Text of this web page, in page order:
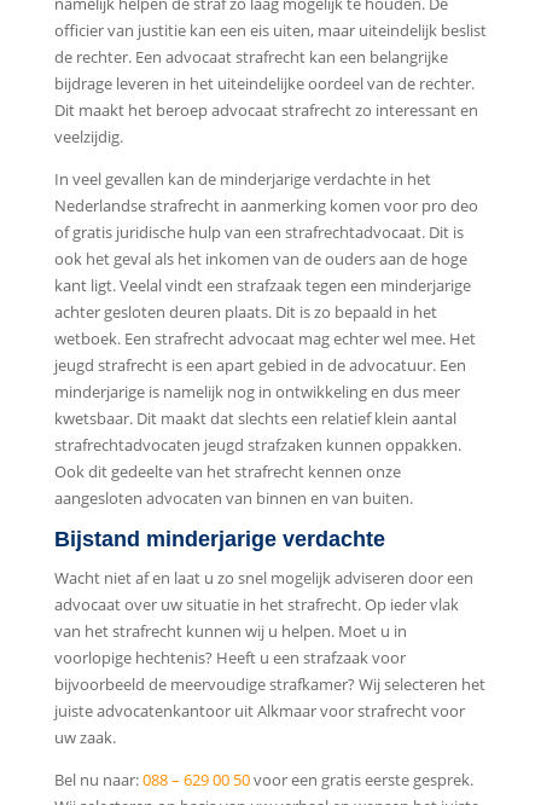
officier van justitie kan een eis uiten, maar uiteindelijk beslist
de rechter. Een advocaat strafrecht kan een belangrijke
bijdrage leveren in het uiteindelijke oordeel van de rechter.
Dit maakt het beroep advocaat strafrecht zo interessant en
veelzijdig.
In veel gevallen kan de minderjarige verdachte in het
Nederlandse strafrecht in aanmerking komen voor pro deo
of gratis juridische hulp van een strafrechtadvocaat. Dit is
ook het geval als het inkomen van de ouders aan de hoge
kant ligt. Veelal vindt een strafzaak tegen een minderjarige
achter gesloten deuren plaats. Dit is zo bepaald in het
wetboek. Een strafrecht advocaat mag echter wel mee. Het
jeugd strafrecht is een apart gebied in de advocatuur. Een
minderjarige is namelijk nog in ontwikkeling en dus meer
kwetsbaar. Dit maakt dat slechts een relatief klein aantal
strafrechtadvocaten jeugd strafzaken kunnen oppakken.
Ook dit gedeelte van het strafrecht kennen onze
aangesloten advocaten van binnen en van buiten.
Bijstand minderjarige verdachte
Wacht niet af en laat u zo snel mogelijk adviseren door een
advocaat over uw situatie in het strafrecht. Op ieder vlak
van het strafrecht kunnen wij u helpen. Moet u in
voorlopige hechtenis? Heeft u een strafzaak voor
bijvoorbeeld de meervoudige strafkamer? Wij selecteren het
juiste advocatenkantoor uit Alkmaar voor strafrecht voor
uw zaak.
Bel nu naar:088 – 629 00 50voor een gratis eerste gesprek.